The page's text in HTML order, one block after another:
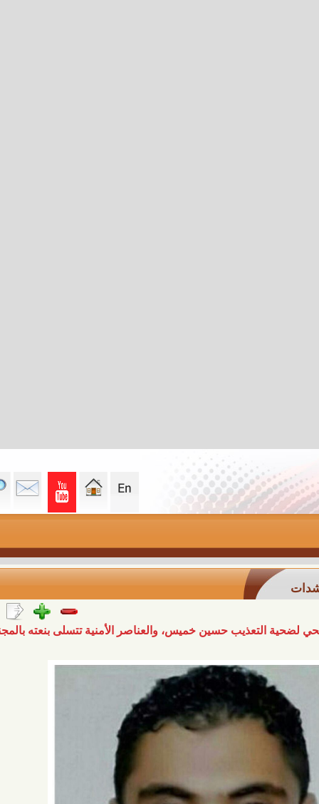
حسين خميس، والعناصر الأمنية تتسلى بنعته بالمجنون